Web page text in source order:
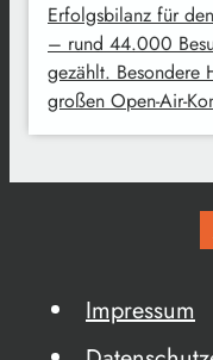
Erfolgsbilanz für
– rund 44.000
gezählt. Besondere
großen Open-Air-
Impressum